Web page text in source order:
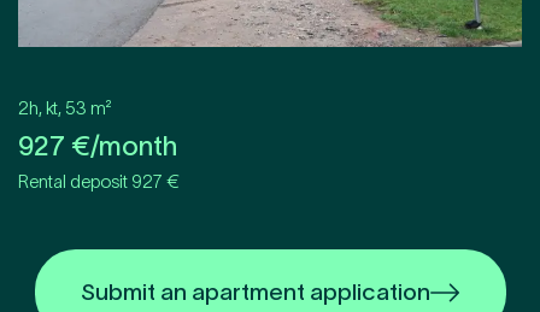
2h, kt, 53 m²
927 €/month
Rental deposit 927 €
Submit an apartment application